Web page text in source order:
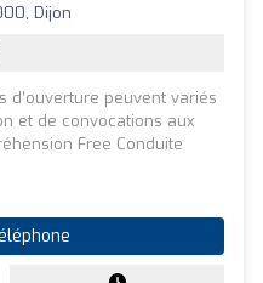
Dijon
d’ouverture peuvent variés
et de convocations aux
Free Conduite